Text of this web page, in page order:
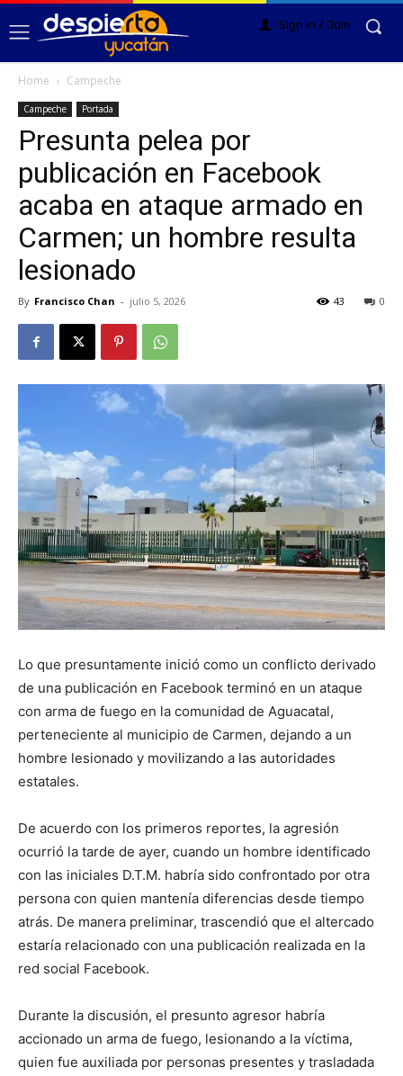
Sign in / Join
Home Campeche
Campeche Portada
Presunta pelea por
publicación en Facebook
acaba en ataque armado en
Carmen; un hombre resulta
lesionado
By Francisco Chan - julio 5, 2026 0
43
Lo que presuntamente inició como un conflicto derivado
de una publicación en Facebook terminó en un ataque
con arma de fuego en la comunidad de Aguacatal,
perteneciente al municipio de Carmen, dejando a un
hombre lesionado y movilizando a las autoridades
estatales.
De acuerdo con los primeros reportes, la agresión
ocurrió la tarde de ayer, cuando un hombre identificado
con las iniciales D.T.M. habría sido confrontado por otra
persona con quien mantenía diferencias desde tiempo
atrás. De manera preliminar, trascendió que el altercado
estaría relacionado con una publicación realizada en la
red social Facebook.
Durante la discusión, el presunto agresor habría
accionado un arma de fuego, lesionando a la víctima,
quien fue auxiliada por personas presentes y trasladada